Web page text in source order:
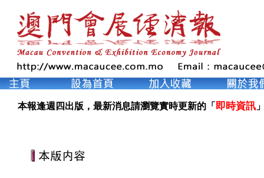
本報逢週四出版，最新消息請瀏覽實時更新的「 即時資訊